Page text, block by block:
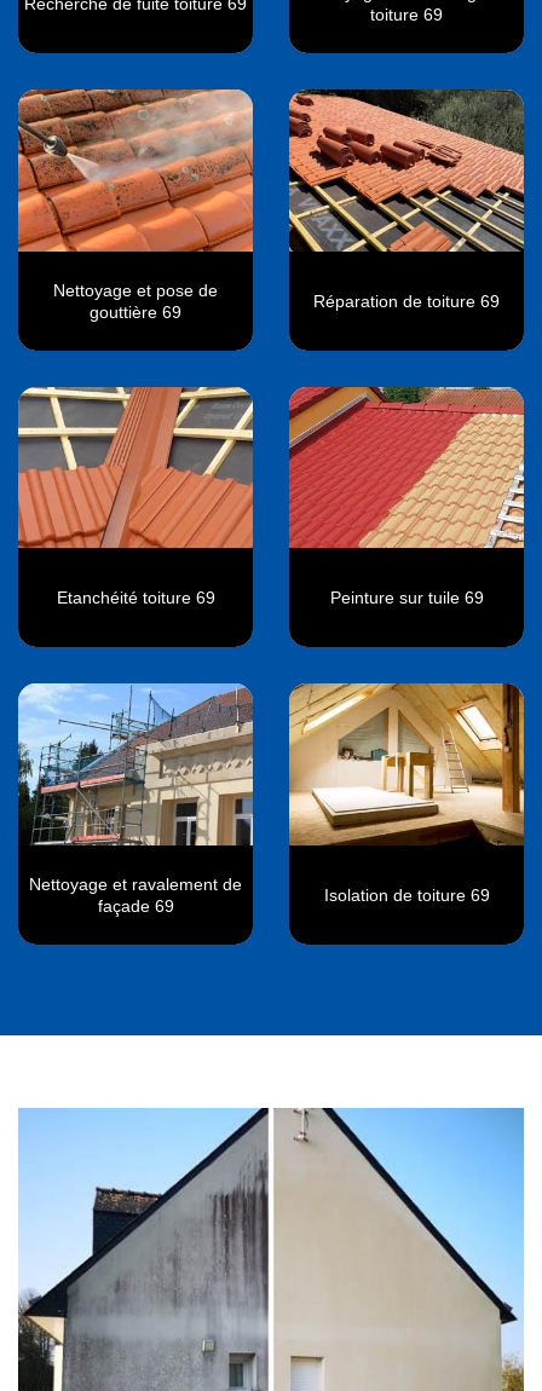
Recherche de fuite toiture 69
toiture 69
Nettoyage et pose de
gouttière 69
Réparation de toiture 69
Etanchéité toiture 69 Peinture sur tuile 69
Nettoyage et ravalement de
façade 69
Isolation de toiture 69